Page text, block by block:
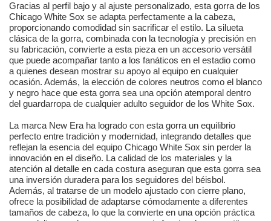
Gracias al perfil bajo y al ajuste personalizado, esta gorra de los
Chicago White Sox se adapta perfectamente a la cabeza,
proporcionando comodidad sin sacrificar el estilo. La silueta
clásica de la gorra, combinada con la tecnología y precisión en
su fabricación, convierte a esta pieza en un accesorio versátil
que puede acompañar tanto a los fanáticos en el estadio como
a quienes desean mostrar su apoyo al equipo en cualquier
ocasión. Además, la elección de colores neutros como el blanco
y negro hace que esta gorra sea una opción atemporal dentro
del guardarropa de cualquier adulto seguidor de los White Sox.
La marca New Era ha logrado con esta gorra un equilibrio
perfecto entre tradición y modernidad, integrando detalles que
reflejan la esencia del equipo Chicago White Sox sin perder la
innovación en el diseño. La calidad de los materiales y la
atención al detalle en cada costura aseguran que esta gorra sea
una inversión duradera para los seguidores del béisbol.
Además, al tratarse de un modelo ajustado con cierre plano,
ofrece la posibilidad de adaptarse cómodamente a diferentes
tamaños de cabeza, lo que la convierte en una opción práctica